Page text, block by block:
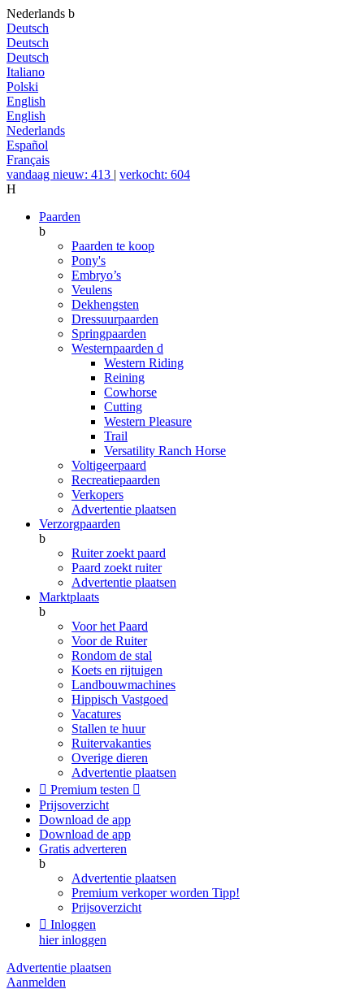
Nederlands b
Deutsch
Deutsch
Deutsch
Italiano
Polski
English
English
Nederlands
Español
Français
vandaag nieuw: 413 | verkocht: 604
H
Paarden
b
Paarden te koop
Pony's
Embryo’s
Veulens
Dekhengsten
Dressuurpaarden
Springpaarden
Westernpaarden d
Western Riding
Reining
Cowhorse
Cutting
Western Pleasure
Trail
Versatility Ranch Horse
Voltigeerpaard
Recreatiepaarden
Verkopers
Advertentie plaatsen
Verzorgpaarden
b
Ruiter zoekt paard
Paard zoekt ruiter
Advertentie plaatsen
Marktplaats
b
Voor het Paard
Voor de Ruiter
Rondom de stal
Koets en rijtuigen
Landbouwmachines
Hippisch Vastgoed
Vacatures
Stallen te huur
Ruitervakanties
Overige dieren
Advertentie plaatsen
 Premium testen 
Prijsoverzicht
Download de app
Download de app
Gratis adverteren
b
Advertentie plaatsen
Premium verkoper worden Tipp!
Prijsoverzicht
 Inloggen
hier inloggen
Advertentie plaatsen
Aanmelden